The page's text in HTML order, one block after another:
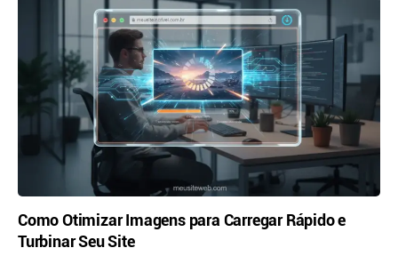
Como Otimizar Imagens para Carregar Rápido e
Turbinar Seu Site